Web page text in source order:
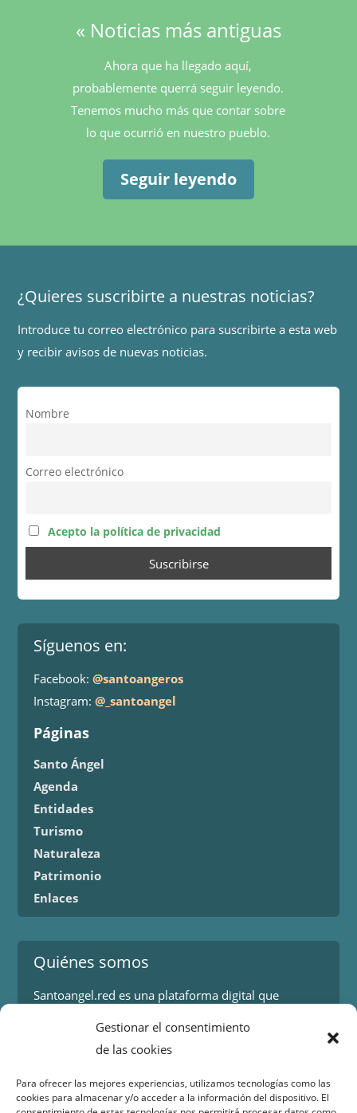
Gestionar el consentimiento
de las cookies
Para ofrecer las mejores experiencias, utilizamos tecnologías como las
cookies para almacenar y/o acceder a la información del dispositivo. El
« Noticias más antiguas
Ahora que ha llegado aquí,
probablemente querrá seguir leyendo.
Tenemos mucho más que contar sobre
lo que ocurrió en nuestro pueblo.
Seguir leyendo
¿Quieres suscribirte a nuestras noticias?
Introduce tu correo electrónico para suscribirte a esta web
y recibir avisos de nuevas noticias.
Nombre
Correo electrónico
Acepto la política de privacidad
Síguenos en:
Facebook:@santoangeros
Instagram:@_santoangel
Páginas
Santo Ángel
Agenda
Entidades
Turismo
Naturaleza
Patrimonio
Enlaces
Quiénes somos
Santoangel.red es una plataforma digital que
Contacto